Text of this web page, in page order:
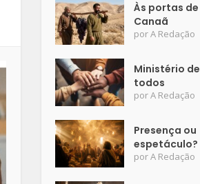
Às portas de
Canaã
porA Redação
Ministério de
todos
porA Redação
Presença ou
espetáculo?
porA Redação